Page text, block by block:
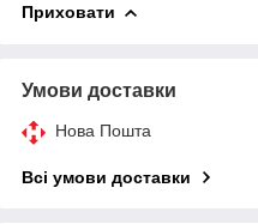
Приховати
Умови доставки
Нова Пошта
Всі умови доставки